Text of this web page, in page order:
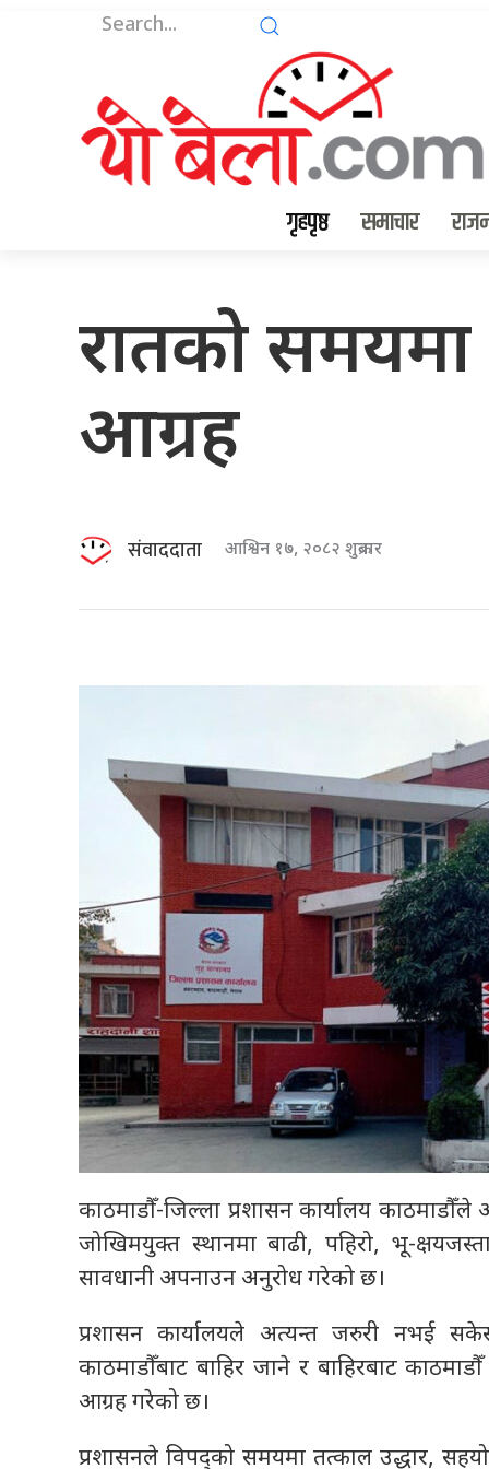
गृहपृष्ठ समाचार
रातको समयमा
आग्रह
संवाददाता आश्विन १७, २०८२ शुक्रबार
काठमाडौँ-जिल्ला प्रशासन कार्यालय
जोखिमयुक्त स्थानमा बाढी, पहिरो, भू-
सावधानी अपनाउन अनुरोध गरेको छ।
प्रशासन कार्यालयले अत्यन्त जरुरी नभई
काठमाडौँबाट बाहिर जाने र बाहिरबाट
आग्रह गरेको छ।
प्रशासनले विपद्को समयमा तत्काल उद्धार,